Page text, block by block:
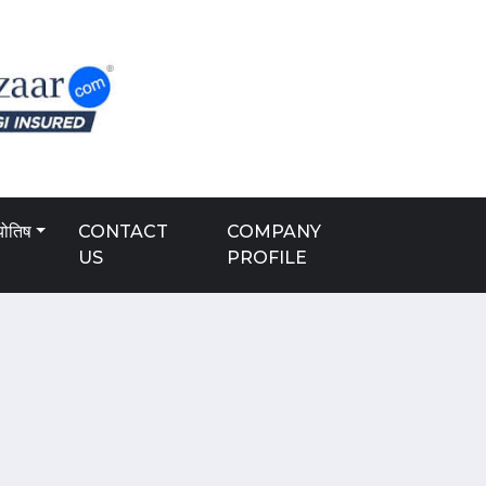
CONTACT
US
COMPANY
PROFILE